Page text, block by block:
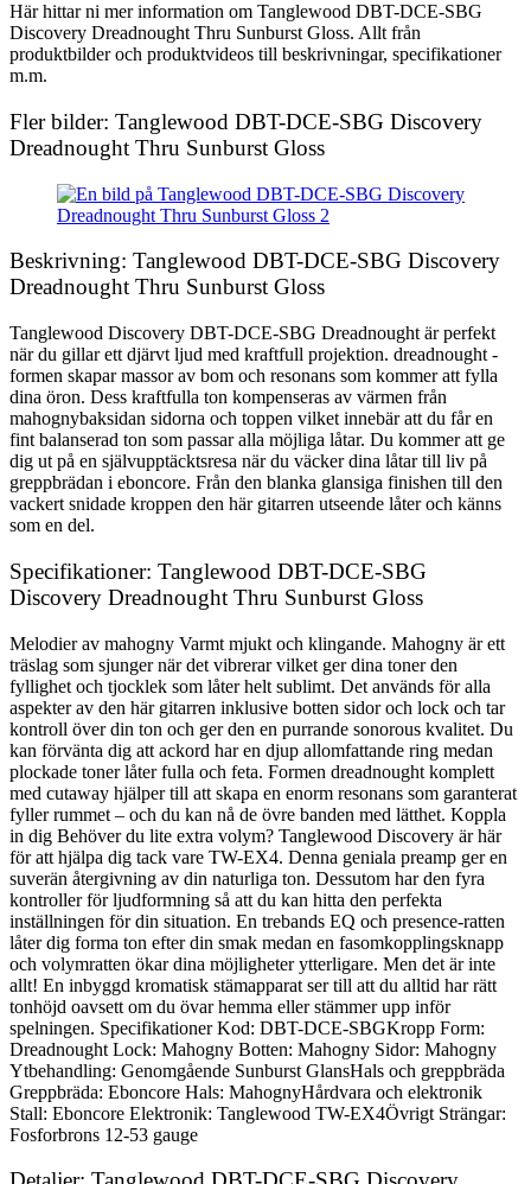
Här hittar ni mer information om Tanglewood DBT-DCE-SBG
Discovery Dreadnought Thru Sunburst Gloss. Allt från
produktbilder och produktvideos till beskrivningar, specifikationer
m.m.
Fler bilder: Tanglewood DBT-DCE-SBG Discovery
Dreadnought Thru Sunburst Gloss
Beskrivning: Tanglewood DBT-DCE-SBG Discovery
Dreadnought Thru Sunburst Gloss
Tanglewood Discovery DBT-DCE-SBG Dreadnought är perfekt
när du gillar ett djärvt ljud med kraftfull projektion. dreadnought -
formen skapar massor av bom och resonans som kommer att fylla
dina öron. Dess kraftfulla ton kompenseras av värmen från
mahognybaksidan sidorna och toppen vilket innebär att du får en
fint balanserad ton som passar alla möjliga låtar. Du kommer att ge
dig ut på en självupptäcktsresa när du väcker dina låtar till liv på
greppbrädan i eboncore. Från den blanka glansiga finishen till den
vackert snidade kroppen den här gitarren utseende låter och känns
som en del.
Specifikationer: Tanglewood DBT-DCE-SBG
Discovery Dreadnought Thru Sunburst Gloss
Melodier av mahogny Varmt mjukt och klingande. Mahogny är ett
träslag som sjunger när det vibrerar vilket ger dina toner den
fyllighet och tjocklek som låter helt sublimt. Det används för alla
aspekter av den här gitarren inklusive botten sidor och lock och tar
kontroll över din ton och ger den en purrande sonorous kvalitet. Du
kan förvänta dig att ackord har en djup allomfattande ring medan
plockade toner låter fulla och feta. Formen dreadnought komplett
med cutaway hjälper till att skapa en enorm resonans som garanterat
fyller rummet – och du kan nå de övre banden med lätthet. Koppla
in dig Behöver du lite extra volym? Tanglewood Discovery är här
för att hjälpa dig tack vare TW-EX4. Denna geniala preamp ger en
suverän återgivning av din naturliga ton. Dessutom har den fyra
kontroller för ljudformning så att du kan hitta den perfekta
inställningen för din situation. En trebands EQ och presence-ratten
låter dig forma ton efter din smak medan en fasomkopplingsknapp
och volymratten ökar dina möjligheter ytterligare. Men det är inte
allt! En inbyggd kromatisk stämapparat ser till att du alltid har rätt
tonhöjd oavsett om du övar hemma eller stämmer upp inför
spelningen. Specifikationer Kod: DBT-DCE-SBGKropp Form:
Dreadnought Lock: Mahogny Botten: Mahogny Sidor: Mahogny
Ytbehandling: Genomgående Sunburst GlansHals och greppbräda
Greppbräda: Eboncore Hals: MahognyHårdvara och elektronik
Stall: Eboncore Elektronik: Tanglewood TW-EX4Övrigt Strängar:
Fosforbrons 12-53 gauge